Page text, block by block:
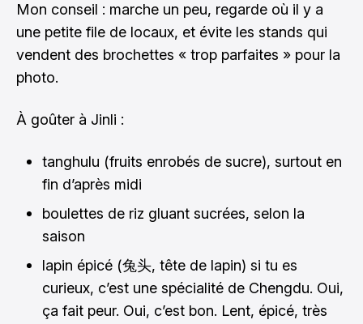
Mon conseil : marche un peu, regarde où il y a
une petite file de locaux, et évite les stands qui
vendent des brochettes « trop parfaites » pour la
photo.
À goûter à Jinli :
tanghulu (fruits enrobés de sucre), surtout en
fin d’après midi
boulettes de riz gluant sucrées, selon la
saison
lapin épicé (兔头, tête de lapin) si tu es
curieux, c’est une spécialité de Chengdu. Oui,
ça fait peur. Oui, c’est bon. Lent, épicé, très